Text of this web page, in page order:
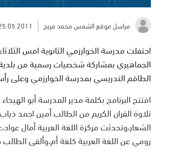
مراسل موقع الشمس محمد مريح
احتفلت مدرسة الخوارزمي الثانوية امس
الجماهيري بمشاركة شخصيات رسمية من
الطاقم التدريسي بمدرسة الخوارزمي وعلى
افتتح البرنامج بكلمة مدير المدرسة أبو
تلاوة القران الكريم من الطالب أمين احمد
الشعار،وتحدثت مركزة اللغة العربية أمال
رومي عن اللغة العربية كلغة أم،وألقى